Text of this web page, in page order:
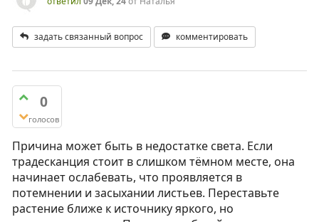
задать связанный вопрос комментировать
0
голосов
Причина может быть в недостатке света. Если
традесканция стоит в слишком тёмном месте, она
начинает ослабевать, что проявляется в
потемнении и засыхании листьев. Переставьте
растение ближе к источнику яркого, но